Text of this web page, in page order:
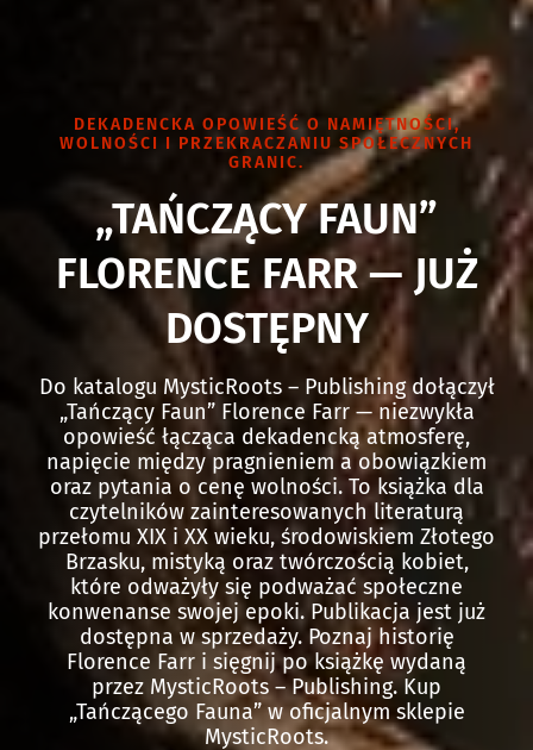
DEKADENCKA OPOWIEŚĆ O NAMIĘTNOŚCI,
WOLNOŚCI I PRZEKRACZANIU SPOŁECZNYCH
GRANIC.
„TAŃCZĄCY FAUN”
FLORENCE FARR — JUŻ
DOSTĘPNY
Do katalogu MysticRoots – Publishing dołączył
„Tańczący Faun” Florence Farr — niezwykła
opowieść łącząca dekadencką atmosferę,
napięcie między pragnieniem a obowiązkiem
oraz pytania o cenę wolności. To książka dla
czytelników zainteresowanych literaturą
przełomu XIX i XX wieku, środowiskiem Złotego
Brzasku, mistyką oraz twórczością kobiet,
które odważyły się podważać społeczne
konwenanse swojej epoki. Publikacja jest już
dostępna w sprzedaży. Poznaj historię
Florence Farr i sięgnij po książkę wydaną
przez MysticRoots – Publishing. Kup
„Tańczącego Fauna” w oficjalnym sklepie
MysticRoots.